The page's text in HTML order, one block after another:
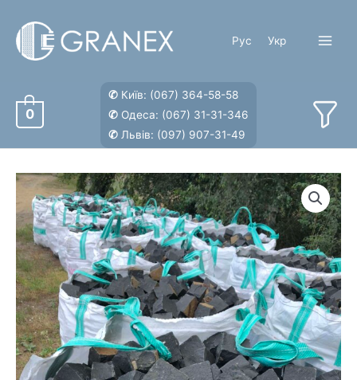
содержимому
Рус Укр
0
✆ Київ: (067) 364-58-58
✆ Одеса: (067) 31-31-346
✆ Львів: (097) 907-31-49